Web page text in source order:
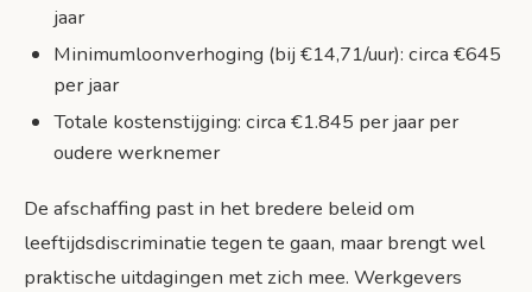
jaar
Minimumloonverhoging (bij €14,71/uur): circa €645
per jaar
Totale kostenstijging: circa €1.845 per jaar per
oudere werknemer
De afschaffing past in het bredere beleid om
leeftijdsdiscriminatie tegen te gaan, maar brengt wel
praktische uitdagingen met zich mee. Werkgevers